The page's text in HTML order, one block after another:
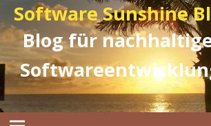
Software Sunshine
Blog für